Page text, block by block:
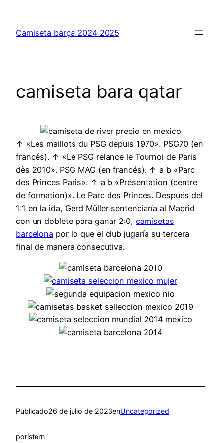
contenido
Camiseta barça 2024 2025
camiseta bara qatar
↑ «Les maillots du PSG depuis 1970». PSG70 (en
francés). ↑ «Le PSG relance le Tournoi de Paris
dès 2010». PSG MAG (en francés). ↑ a b «Parc
des Princes Paris». ↑ a b «Présentation (centre
de formation)». Le Parc des Princes. Después del
1:1 en la ida, Gerd Müller sentenciaría al Madrid
con un doblete para ganar 2:0, camisetas
barcelona por lo que el club jugaría su tercera
final de manera consecutiva.
Publicado26 de julio de 2023enUncategorized
poristern